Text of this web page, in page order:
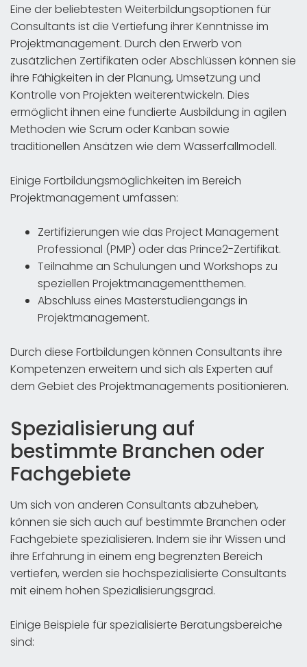
Eine der beliebtesten Weiterbildungsoptionen für
Consultants ist die Vertiefung ihrer Kenntnisse im
Projektmanagement. Durch den Erwerb von
zusätzlichen Zertifikaten oder Abschlüssen können sie
ihre Fähigkeiten in der Planung, Umsetzung und
Kontrolle von Projekten weiterentwickeln. Dies
ermöglicht ihnen eine fundierte Ausbildung in agilen
Methoden wie Scrum oder Kanban sowie
traditionellen Ansätzen wie dem Wasserfallmodell.
Einige Fortbildungsmöglichkeiten im Bereich
Projektmanagement umfassen:
Zertifizierungen wie das Project Management
Professional (PMP) oder das Prince2-Zertifikat.
Teilnahme an Schulungen und Workshops zu
speziellen Projektmanagementthemen.
Abschluss eines Masterstudiengangs in
Projektmanagement.
Durch diese Fortbildungen können Consultants ihre
Kompetenzen erweitern und sich als Experten auf
dem Gebiet des Projektmanagements positionieren.
Spezialisierung auf
bestimmte Branchen oder
Fachgebiete
Um sich von anderen Consultants abzuheben,
können sie sich auch auf bestimmte Branchen oder
Fachgebiete spezialisieren. Indem sie ihr Wissen und
ihre Erfahrung in einem eng begrenzten Bereich
vertiefen, werden sie hochspezialisierte Consultants
mit einem hohen Spezialisierungsgrad.
Einige Beispiele für spezialisierte Beratungsbereiche
sind: